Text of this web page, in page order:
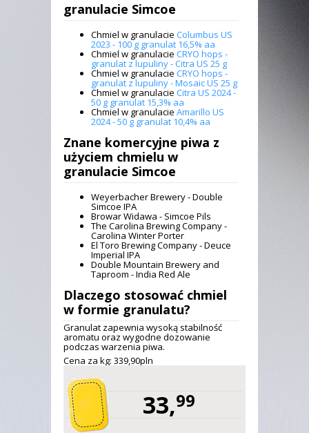
granulacie Simcoe
Chmiel w granulacie Columbus US
2023 - 100 g granulat 16,5% aa
Chmiel w granulacie CRYO hops -
granulat z lupuliny - Citra US 25 g
Chmiel w granulacie CRYO hops -
granulat z lupuliny - Mosaic US 25 g
Chmiel w granulacie Citra US 2024 -
50 g granulat 15,3% aa
Chmiel w granulacie Amarillo US
2024 - 50 g granulat 10,4% aa
Znane komercyjne piwa z
użyciem chmielu w
granulacie Simcoe
Weyerbacher Brewery - Double
Simcoe IPA
Browar Widawa - Simcoe Pils
The Carolina Brewing Company -
Carolina Winter Porter
El Toro Brewing Company - Deuce
Imperial IPA
Double Mountain Brewery and
Taproom - India Red Ale
Dlaczego stosować chmiel
w formie granulatu?
Granulat zapewnia wysoką stabilność
aromatu oraz wygodne dozowanie
podczas warzenia piwa.
Cena za kg: 339,90pln
33,99